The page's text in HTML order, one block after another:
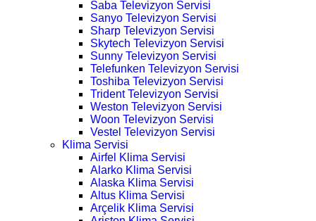
Saba Televizyon Servisi
Sanyo Televizyon Servisi
Sharp Televizyon Servisi
Skytech Televizyon Servisi
Sunny Televizyon Servisi
Telefunken Televizyon Servisi
Toshiba Televizyon Servisi
Trident Televizyon Servisi
Weston Televizyon Servisi
Woon Televizyon Servisi
Vestel Televizyon Servisi
Klima Servisi
Airfel Klima Servisi
Alarko Klima Servisi
Alaska Klima Servisi
Altus Klima Servisi
Arçelik Klima Servisi